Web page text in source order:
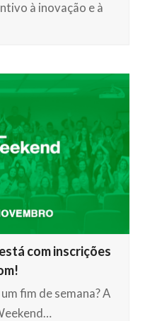
à inovação e à
com inscrições
fim de semana? A